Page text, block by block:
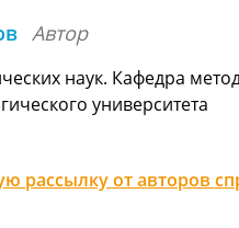
Автор
наук. Кафедра
университета
рассылку от авторов